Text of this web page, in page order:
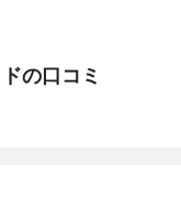
の口コミ